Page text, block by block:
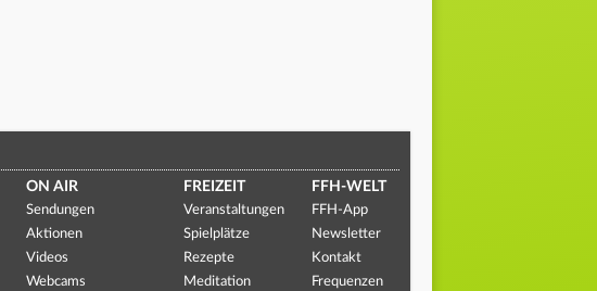
ON AIR
Sendungen
Aktionen
Videos
Webcams
FREIZEIT
Veranstaltungen
Spielplätze
Rezepte
Meditation
FFH-WELT
FFH-App
Newsletter
Kontakt
Frequenzen